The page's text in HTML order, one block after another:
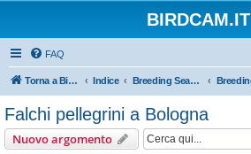
BIRDCAM.IT
FAQ
Torna a Birdcam.it Indice Breeding Seasons 2011
Falchi pellegrini a Bologna
Nuovo argomento